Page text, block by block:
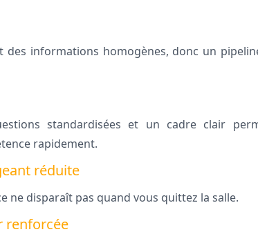
des informations homogènes, donc un
standardisées et un cadre clair
rapidement.
réduite
ne disparaît pas quand vous quittez la salle.
renforcée